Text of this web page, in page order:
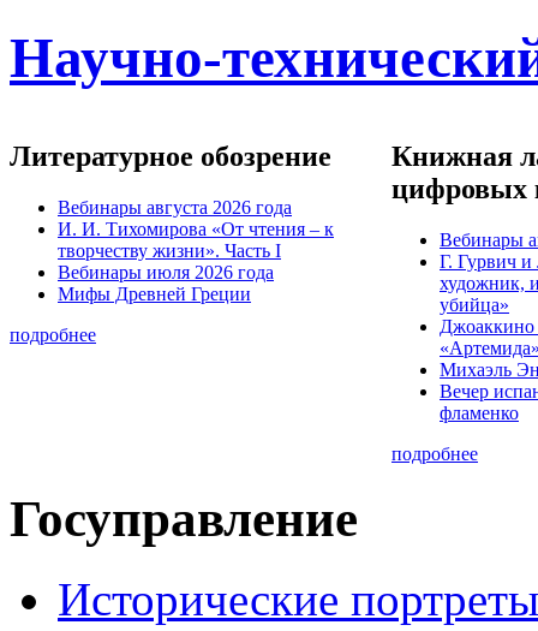
Научно-
Литературное обозрение
Вебинары августа 2026 года
И. И. Тихомирова «От чтения – к
творчеству жизни». Часть I
Вебинары июля 2026 года
Мифы Древней Греции
подробнее
Книжная
цифровых
Вебинары
Г. Гурвич
художник,
убийца»
Михаэль
Вечер
фламенко
подробнее
Госуправление
Исторические